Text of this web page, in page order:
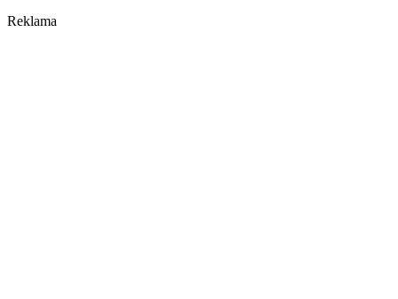
Reklama